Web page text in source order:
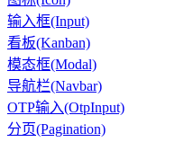
输入框(Input)
看板(Kanban)
模态框(Modal)
导航栏(Navbar)
OTP输入(OtpInput)
分页(Pagination)